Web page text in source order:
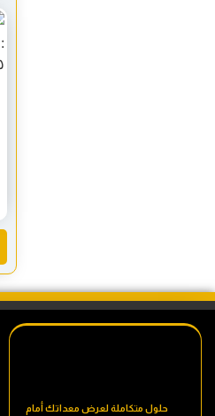
حلول متكاملة لعرض معداتك أمام